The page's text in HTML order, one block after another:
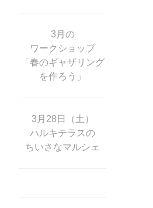
3月の
ワークショップ
「春のギャザリング
を作ろう」
3月28日（土）
ハルキテラスの
ちいさなマルシェ